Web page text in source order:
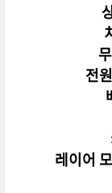
전
레이어